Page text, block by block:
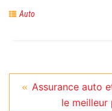
Auto
Assurance auto
le